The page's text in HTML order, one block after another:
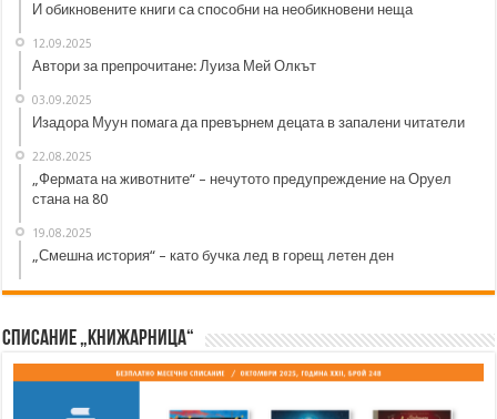
И обикновените книги са способни на необикновени неща
12.09.2025
Автори за препрочитане: Луиза Мей Олкът
03.09.2025
Изадора Муун помага да превърнем децата в запалени читатели
22.08.2025
„Фермата на животните“ – нечутото предупреждение на Оруел
стана на 80
19.08.2025
„Смешна история“ – като бучка лед в горещ летен ден
Списание „Книжарница“